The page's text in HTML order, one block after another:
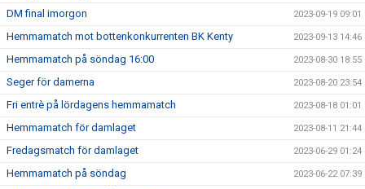
DM final imorgon 2023-09-19 09:01
Hemmamatch mot bottenkonkurrenten BK Kenty 2023-09-13 14:46
Hemmamatch på söndag 16:00 2023-08-30 18:55
Seger för damerna 2023-08-20 23:54
Fri entrè på lördagens hemmamatch 2023-08-18 01:01
Hemmamatch för damlaget 2023-08-11 21:44
Fredagsmatch för damlaget 2023-06-29 01:24
Hemmamatch på söndag 2023-06-22 07:39